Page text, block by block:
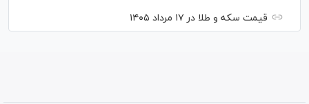
قیمت سکه و طلا در ۱۷ مرداد ۱۴۰۵